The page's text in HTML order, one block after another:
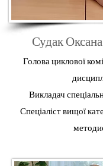
Судак
Голова циклової
Викладач
Спеціаліст вищої